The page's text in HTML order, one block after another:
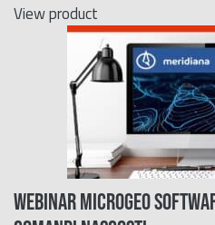
View product
WEBINAR MICROGEO